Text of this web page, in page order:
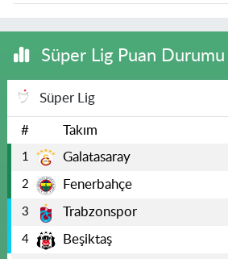
Süper Lig Puan Durumu
Süper Lig
# Takım
1 Galatasaray
2 Fenerbahçe
3 Trabzonspor
4 Beşiktaş